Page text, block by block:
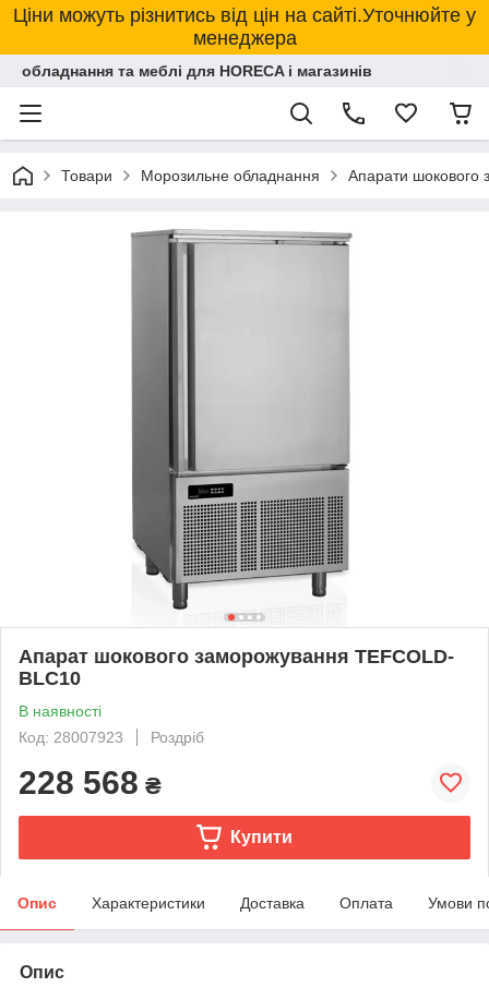
Ціни можуть різнитись від цін на сайті.Уточнюйте у
менеджера
обладнання та меблі для HORECA і магазинів
Товари Морозильне обладнання Апарати шокового
Апарат шокового заморожування TEFCOLD-
BLC10
В наявності
Код: 28007923
Роздріб
228 568 ₴
Купити
Опис Характеристики Доставка Оплата Умови
Опис